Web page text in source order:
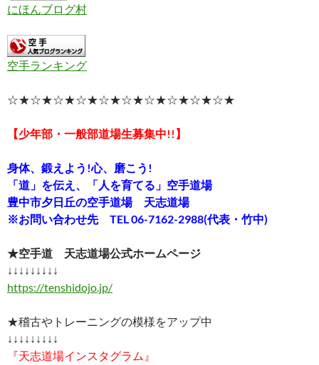
にほんブログ村
空手ランキング
☆★☆★☆★☆★☆★☆★☆★☆★☆★☆★
【少年部・一般部道場生募集中!!】
身体、鍛えよう!心、磨こう!
「道」を伝え、「人を育てる」空手道場
豊中市夕日丘の空手道場 天志道場
※お問い合わせ先 TEL 06-7162-2988(代表・竹中)
★空手道 天志道場公式ホームページ
↓↓↓↓↓↓↓↓↓
https://tenshidojo.jp/
★稽古やトレーニングの模様をアップ中
↓↓↓↓↓↓↓↓↓
『天志道場インスタグラム』